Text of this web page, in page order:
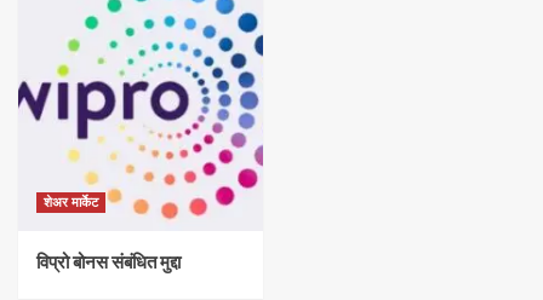
शेअर मार्केट
विप्रो बोनस संबंधित मुद्दा